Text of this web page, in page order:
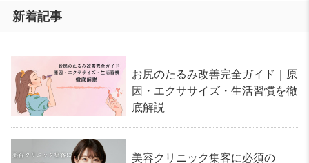
新着記事
お尻のたるみ改善完全ガイド｜原
因・エクササイズ・生活習慣を徹
底解説
美容クリニック集客に必須の